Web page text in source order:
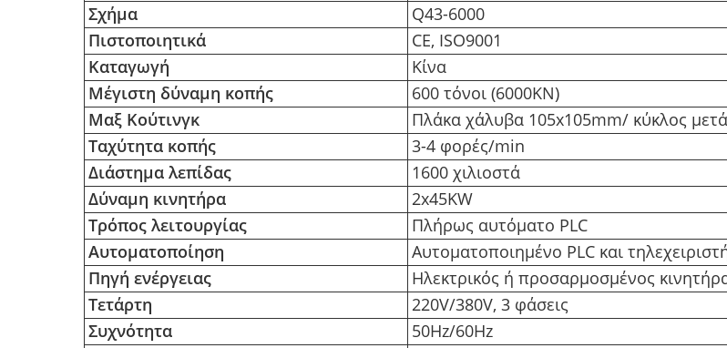
Σχήμα
Q43-6000
Πιστοποιητικά
CE, ISO9001
Καταγωγή
Κίνα
Μέγιστη δύναμη κοπής
600 τόνοι (6000KN)
Μαξ Κούτινγκ
Πλάκα χάλυβα 105x105mm/ κύκλος
Ταχύτητα κοπής
3-4 φορές/min
Διάστημα λεπίδας
1600 χιλιοστά
Δύναμη κινητήρα
2x45KW
Τρόπος λειτουργίας
Πλήρως αυτόματο PLC
Αυτοματοποίηση
Αυτοματοποιημένο PLC και
Πηγή ενέργειας
Ηλεκτρικός ή προσαρμοσμένος
Τετάρτη
220V/380V, 3 φάσεις
Συχνότητα
50Hz/60Hz